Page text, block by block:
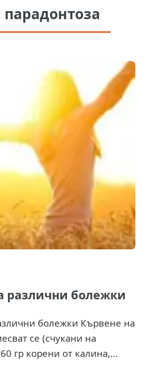
парадонтоза
различни болежки
болежки Кървене на
се (счукани на
гр корени от калина,...